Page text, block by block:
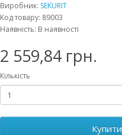
Виробник: SEKURIT
Код товару: 89003
Наявність: В наявності
2 559,84 грн.
Кількість
Купити